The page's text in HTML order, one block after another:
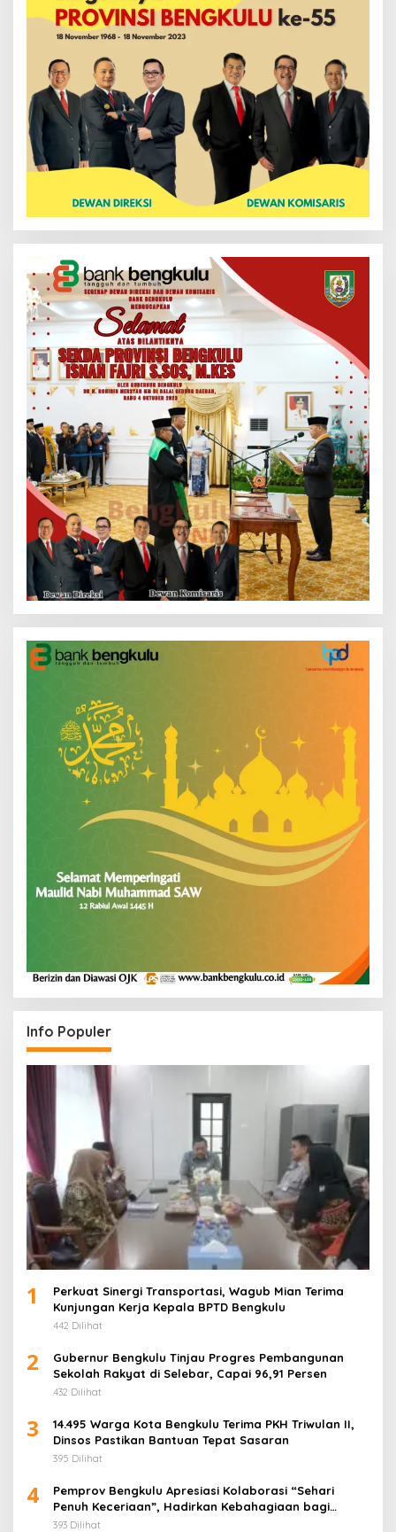
Info Populer
1
Perkuat Sinergi Transportasi, Wagub Mian Terima
Kunjungan Kerja Kepala BPTD Bengkulu
442 Dilihat
2
Gubernur Bengkulu Tinjau Progres Pembangunan
Sekolah Rakyat di Selebar, Capai 96,91 Persen
432 Dilihat
3
14.495 Warga Kota Bengkulu Terima PKH Triwulan II,
Dinsos Pastikan Bantuan Tepat Sasaran
395 Dilihat
4
Pemprov Bengkulu Apresiasi Kolaborasi “Sehari
Penuh Keceriaan”, Hadirkan Kebahagiaan bagi
Puluhan Anak Panti Asuhan
393 Dilihat